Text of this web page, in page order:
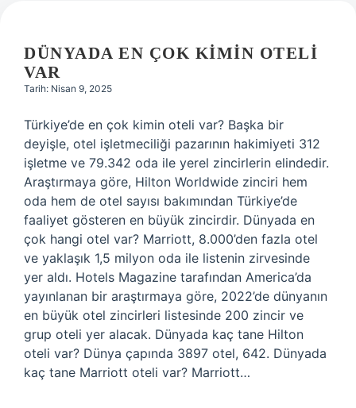
DÜNYADA EN ÇOK KIMIN OTELI
VAR
Tarih: Nisan 9, 2025
Türkiye’de en çok kimin oteli var? Başka bir
deyişle, otel işletmeciliği pazarının hakimiyeti 312
işletme ve 79.342 oda ile yerel zincirlerin elindedir.
Araştırmaya göre, Hilton Worldwide zinciri hem
oda hem de otel sayısı bakımından Türkiye’de
faaliyet gösteren en büyük zincirdir. Dünyada en
çok hangi otel var? Marriott, 8.000’den fazla otel
ve yaklaşık 1,5 milyon oda ile listenin zirvesinde
yer aldı. Hotels Magazine tarafından America’da
yayınlanan bir araştırmaya göre, 2022’de dünyanın
en büyük otel zincirleri listesinde 200 zincir ve
grup oteli yer alacak. Dünyada kaç tane Hilton
oteli var? Dünya çapında 3897 otel, 642. Dünyada
kaç tane Marriott oteli var? Marriott…